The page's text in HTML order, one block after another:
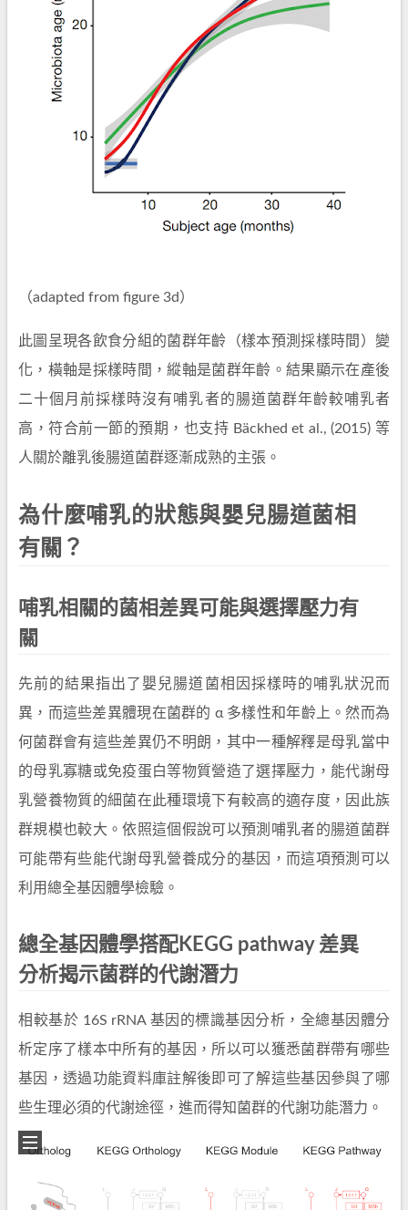
（adapted from figure 3d）
此圖呈現各飲食分組的菌群年齡（樣本預測採樣時間）變
化，橫軸是採樣時間，縱軸是菌群年齡。結果顯示在產後
二十個月前採樣時沒有哺乳者的腸道菌群年齡較哺乳者
高，符合前一節的預期，也支持 Bäckhed et al., (2015) 等
人關於離乳後腸道菌群逐漸成熟的主張。
為什麼哺乳的狀態與嬰兒腸道菌相
有關？
哺乳相關的菌相差異可能與選擇壓力有
關
先前的結果指出了嬰兒腸道菌相因採樣時的哺乳狀況而
異，而這些差異體現在菌群的 α 多樣性和年齡上。然而為
何菌群會有這些差異仍不明朗，其中一種解釋是母乳當中
的母乳寡糖或免疫蛋白等物質營造了選擇壓力，能代謝母
乳營養物質的細菌在此種環境下有較高的適存度，因此族
群規模也較大。依照這個假說可以預測哺乳者的腸道菌群
可能帶有些能代謝母乳營養成分的基因，而這項預測可以
利用總全基因體學檢驗。
總全基因體學搭配KEGG pathway 差異
分析揭示菌群的代謝潛力
相較基於 16S rRNA 基因的標識基因分析，全總基因體分
析定序了樣本中所有的基因，所以可以獲悉菌群帶有哪些
基因，透過功能資料庫註解後即可了解這些基因參與了哪
些生理必須的代謝途徑，進而得知菌群的代謝功能潛力。